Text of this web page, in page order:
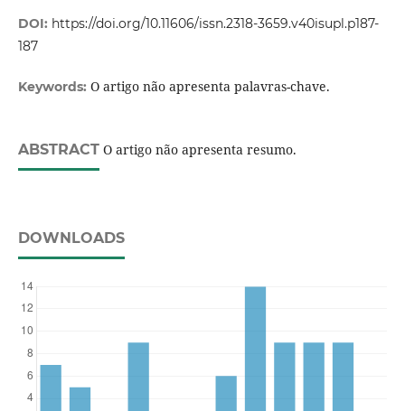
DOI: https://doi.org/10.11606/issn.2318-3659.v40isupl.p187-
187
Keywords: O artigo não apresenta palavras-chave.
ABSTRACTO artigo não apresenta resumo.
DOWNLOADS